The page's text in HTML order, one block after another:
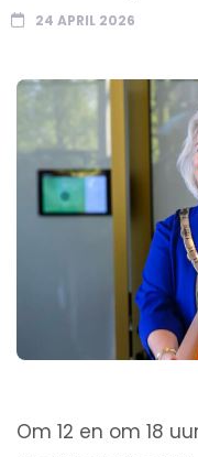
24 APRIL 2026
Om 12 en om 18